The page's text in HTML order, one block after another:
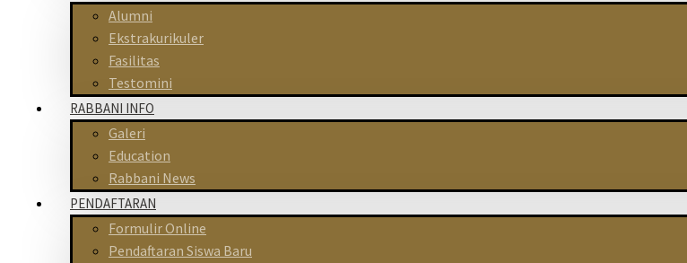
Alumni
Ekstrakurikuler
Fasilitas
Testomini
RABBANI INFO
Galeri
Education
Rabbani News
PENDAFTARAN
Formulir Online
Pendaftaran Siswa Baru